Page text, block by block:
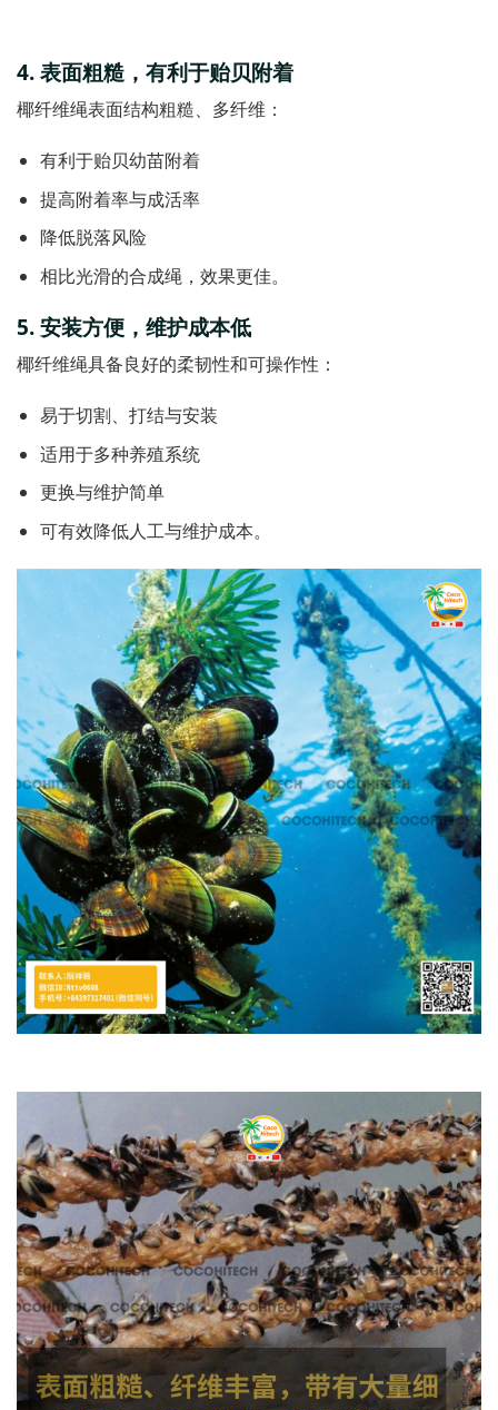
4.表面粗糙，有利于贻贝附着
椰纤维绳表面结构粗糙、多纤维：
有利于贻贝幼苗附着
提高附着率与成活率
降低脱落风险
相比光滑的合成绳，效果更佳。
5.安装方便，维护成本低
椰纤维绳具备良好的柔韧性和可操作性：
易于切割、打结与安装
适用于多种养殖系统
更换与维护简单
可有效降低人工与维护成本。